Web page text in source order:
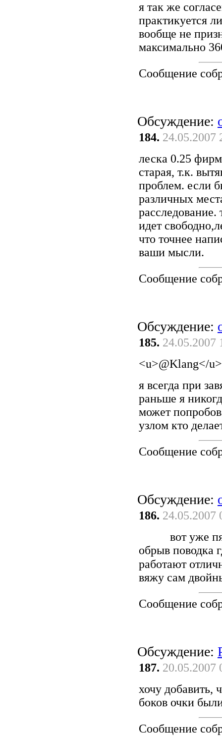
я так же
практикуется
вообще не
максимально
Сообщение
Обсуждение:
184. 24.05.2007
леска 0.25
старая, т.к.
проблем. если
различных
идет
что точнее
ваши мысли.
Сообщение
Обсуждение:
185. 24.05.2007
<u>@Klang</u>
я всегда при
раньше я
может
узлом кто
Сообщение
Обсуждение:
186. 24.05.2007
вот уже
обрыв поводка
работают
вяжу сам
Сообщение
Обсуждение:
187. 20.05.2007
хочу добавить,
боков очки
Сообщение